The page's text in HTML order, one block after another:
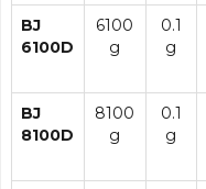
BJ
6100D
6100
g
0.1
g
BJ
8100D
8100
g
0.1
g